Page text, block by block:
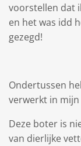
voorstellen dat
en het was idd
gezegd!
Ondertussen
verwerkt in mijn
Deze boter is
van dierlijke